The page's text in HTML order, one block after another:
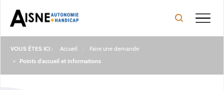
Fil
Accueil
Faire une demande
Points d'accueil et informations